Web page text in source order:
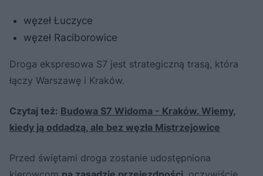
węzeł Łuczyce
węzeł Raciborowice
Droga ekspresowa S7 jest strategiczną trasą, która
łączy Warszawę i Kraków.
Czytaj też: Budowa S7 Widoma - Kraków. Wiemy,
kiedy ją oddadzą, ale bez węzła Mistrzejowice
Przed świętami droga zostanie udostępniona